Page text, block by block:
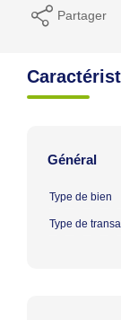
Partager
Général
Type de bien
Type de